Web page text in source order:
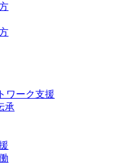
ワーク支援
承